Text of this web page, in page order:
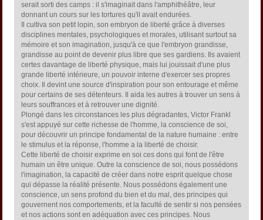
serait sorti des camps : il s'imaginait dans l'amphithéâtre, leur
donnant un cours sur les tortures qu'il avait endurées.
Il cultiva son petit lopin, son embryon de liberté grâce à diverses
disciplines mentales, psychologiques et morales, utilisant surtout sa
mémoire et son imagination, jusqu'à ce que l'embryon grandisse,
grandisse au point de devenir plus libre que ses gardiens. Ils avaient
certes davantage de liberté physique, mais lui jouissait d'une plus
grande liberté intérieure, un pouvoir interne d'exercer ses propres
choix. Il devint une source d'inspiration pour son entourage et même
pour certains de ses détenteurs. Il aida les autres à trouver un sens à
leurs souffrances et à retrouver une dignité.
Plongé dans les circonstances les plus dégradantes, Victor Frankl
s'est appuyé sur cette richesse de l'homme, la conscience de soi,
pour découvrir un principe fondamental de la nature humaine : entre
le stimulus et la réponse, l'homme a la liberté de choisir.
Cette liberté de choisir exprime en soi ces dons qui font de l'être
humain un être unique. Outre la conscience de soi, nous possédons
l'imagination, la capacité de créer dans notre esprit quelque chose
qui dépasse la réalité présente. Nous possédons également une
conscience, un sens profond du bien et du mal, des principes qui
gouvernent nos comportements, et la faculté de sentir si nos pensées
et nos actions sont en adéquation avec ces principes. Nous